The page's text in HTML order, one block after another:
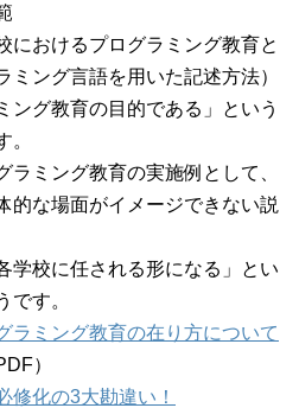
におけるプログラミング教育と
ミング言語を用いた記述方法）
ング教育の目的である」という
。
ミング教育の実施例として、
的な場面がイメージできない説
学校に任される形になる」とい
です。
ラミング教育の在り方について
）
修化の3大勘違い！